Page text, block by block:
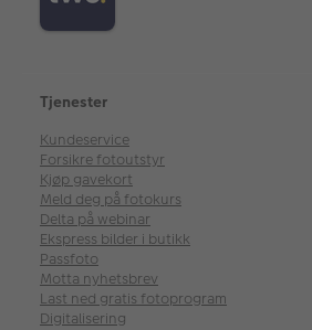
Tjenester
Kundeservice
Forsikre fotoutstyr
Kjøp gavekort
Meld deg på fotokurs
Delta på webinar
Ekspress bilder i butikk
Passfoto
Motta nyhetsbrev
Last ned gratis fotoprogram
Digitalisering